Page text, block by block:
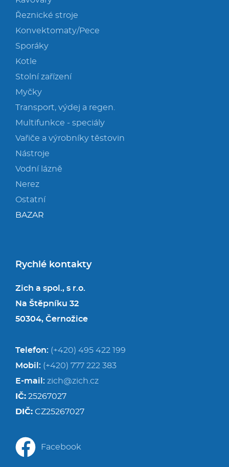
Řeznické stroje
Konvektomaty/Pece
Sporáky
Kotle
Stolní zařízení
Myčky
Transport, výdej a regen.
Multifunkce - speciály
Vařiče a výrobníky těstovin
Nástroje
Vodní lázně
Nerez
Ostatní
BAZAR
Rychlé kontakty
Zich a spol., s r.o.
Na Štěpníku 32
50304, Černožice
Telefon: (+420) 495 422 199
Mobil: (+420) 777 222 383
E-mail: zich@zich.cz
IČ: 25267027
DIČ: CZ25267027
Facebook